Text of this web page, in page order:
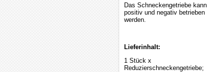
Das Schneckengetriebe kann
positiv und negativ betrieben
werden.
Lieferinhalt:
1 Stück x
Reduzierschneckengetriebe;